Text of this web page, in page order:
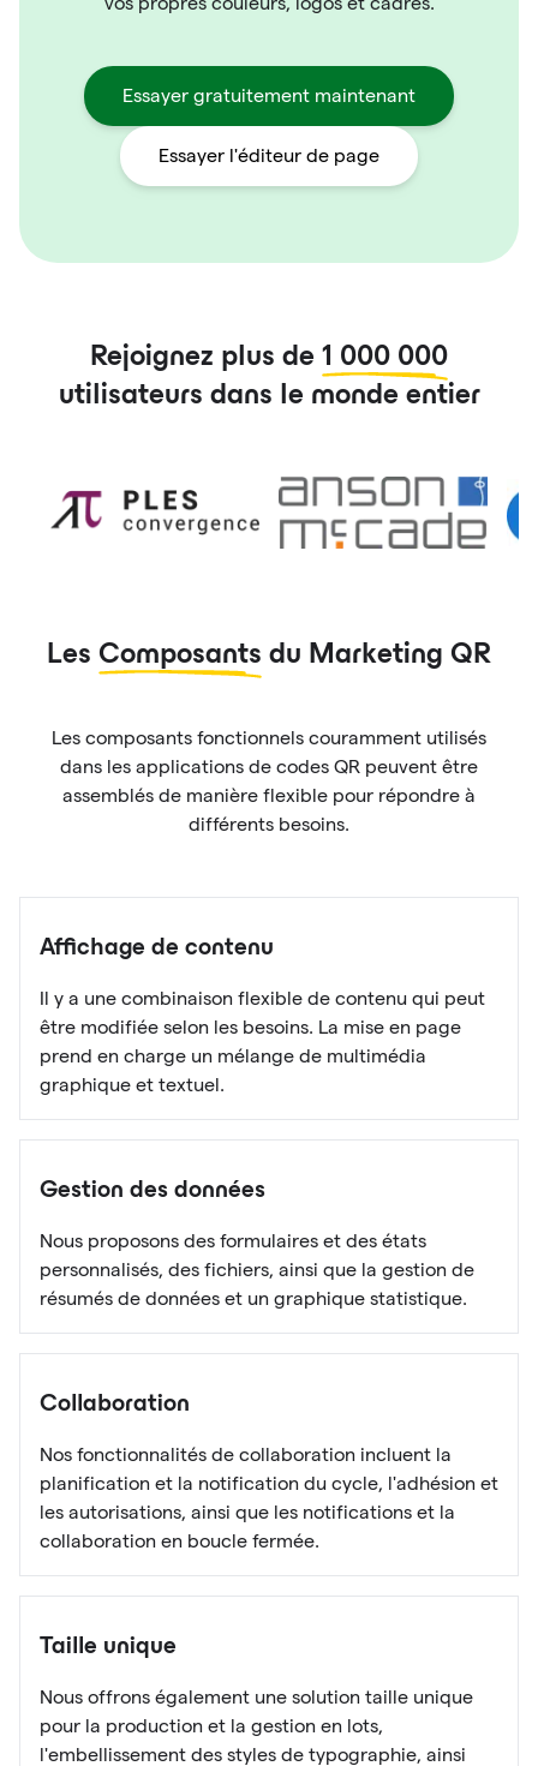
Essayer gratuitement maintenant
Essayer l'éditeur de page
Rejoignez plus de 1 000 000
utilisateurs dans le monde entier
Les Composants du Marketing QR
Les composants fonctionnels couramment utilisés
dans les applications de codes QR peuvent être
assemblés de manière flexible pour répondre à
différents besoins.
Affichage de contenu
Il y a une combinaison flexible de contenu qui peut
être modifiée selon les besoins. La mise en page
prend en charge un mélange de multimédia
graphique et textuel.
Gestion des données
Nous proposons des formulaires et des états
personnalisés, des fichiers, ainsi que la gestion de
résumés de données et un graphique statistique.
Collaboration
Nos fonctionnalités de collaboration incluent la
planification et la notification du cycle, l'adhésion et
les autorisations, ainsi que les notifications et la
collaboration en boucle fermée.
Taille unique
Nous offrons également une solution taille unique
pour la production et la gestion en lots,
l'embellissement des styles de typographie, ainsi